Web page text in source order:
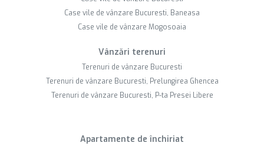
Case vile de vânzare Bucuresti, Baneasa
Case vile de vânzare Mogosoaia
Vânzări terenuri
Terenuri de vânzare Bucuresti
Terenuri de vânzare Bucuresti, Prelungirea Ghencea
Terenuri de vânzare Bucuresti, P-ta Presei Libere
Apartamente de închiriat